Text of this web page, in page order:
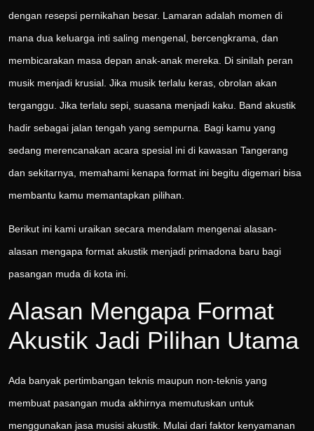
dengan resepsi pernikahan besar. Lamaran adalah momen di
mana dua keluarga inti saling mengenal, bercengkrama, dan
membicarakan masa depan anak-anak mereka. Di sinilah peran
musik menjadi krusial. Jika musik terlalu keras, obrolan akan
terganggu. Jika terlalu sepi, suasana menjadi kaku. Band akustik
hadir sebagai jalan tengah yang sempurna. Bagi kamu yang
sedang merencanakan acara spesial ini di kawasan Tangerang
dan sekitarnya, memahami kenapa format ini begitu digemari bisa
membantu kamu memantapkan pilihan.
Berikut ini kami uraikan secara mendalam mengenai alasan-
alasan mengapa format akustik menjadi primadona baru bagi
pasangan muda di kota ini.
Alasan Mengapa Format
Akustik Jadi Pilihan Utama
Ada banyak pertimbangan teknis maupun non-teknis yang
membuat pasangan muda akhirnya memutuskan untuk
menggunakan jasa musisi akustik. Mulai dari faktor kenyamanan